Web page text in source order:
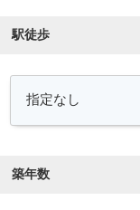
駅徒歩
築年数